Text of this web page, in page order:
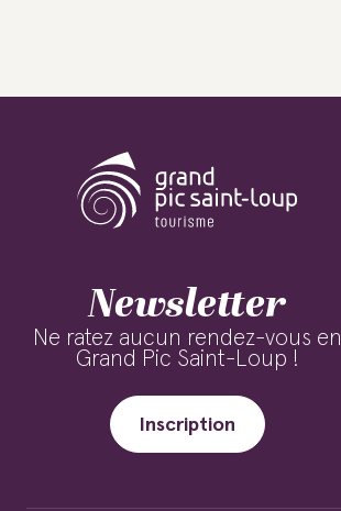
Newsletter
Ne ratez aucun rendez-vous en
Grand Pic Saint-Loup !
Inscription